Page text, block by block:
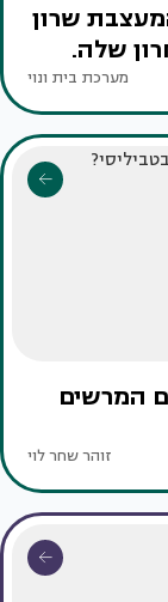
שרון
שלה.
מערכת בית ונוי
המרשים
זוהר שחר לוי